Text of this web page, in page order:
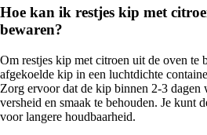
Hoe kan ik restjes kip met
bewaren?
Om restjes kip met citroen uit de oven te
afgekoelde kip in een luchtdichte
Zorg ervoor dat de kip binnen 2-3 dagen
versheid en smaak te behouden. Je kunt
voor langere houdbaarheid.